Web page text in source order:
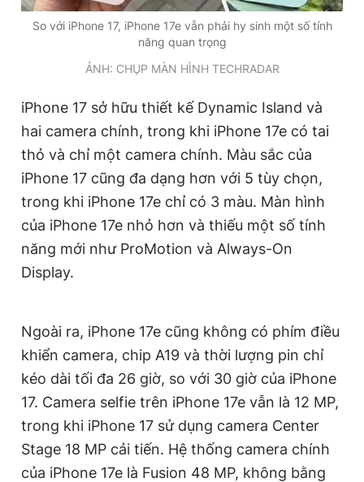
So với iPhone 17, iPhone 17e vẫn phải hy sinh một số tính
năng quan trọng
ẢNH: CHỤP MÀN HÌNH TECHRADAR
iPhone 17 sở hữu thiết kế Dynamic Island và
hai camera chính, trong khi iPhone 17e có tai
thỏ và chỉ một camera chính. Màu sắc của
iPhone 17 cũng đa dạng hơn với 5 tùy chọn,
trong khi iPhone 17e chỉ có 3 màu. Màn hình
của iPhone 17e nhỏ hơn và thiếu một số tính
năng mới như ProMotion và Always-On
Display.
Ngoài ra, iPhone 17e cũng không có phím điều
khiển camera, chip A19 và thời lượng pin chỉ
kéo dài tối đa 26 giờ, so với 30 giờ của iPhone
17. Camera selfie trên iPhone 17e vẫn là 12 MP,
trong khi iPhone 17 sử dụng camera Center
Stage 18 MP cải tiến. Hệ thống camera chính
của iPhone 17e là Fusion 48 MP, không bằng